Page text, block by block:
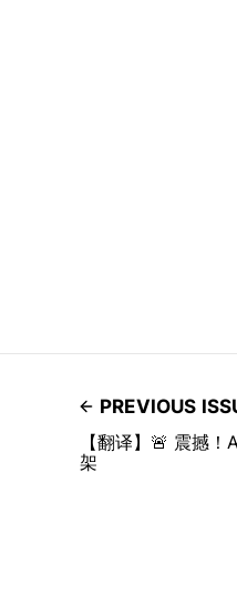
PREVIOUS
【翻译】🚨 震撼
架